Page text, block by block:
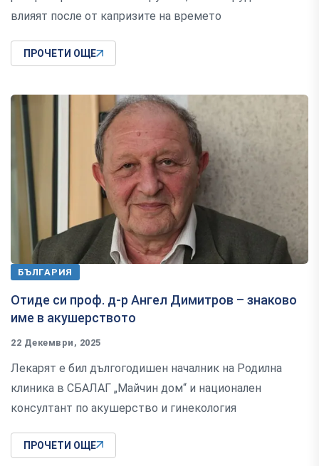
влияят после от капризите на времето
ПРОЧЕТИ ОЩЕ
БЪЛГАРИЯ
Отиде си проф. д-р Ангел Димитров – знаково
име в акушерството
22 Декември, 2025
Лекарят е бил дългогодишен началник на Родилна
клиника в СБАЛАГ „Майчин дом“ и национален
консултант по акушерство и гинекология
ПРОЧЕТИ ОЩЕ